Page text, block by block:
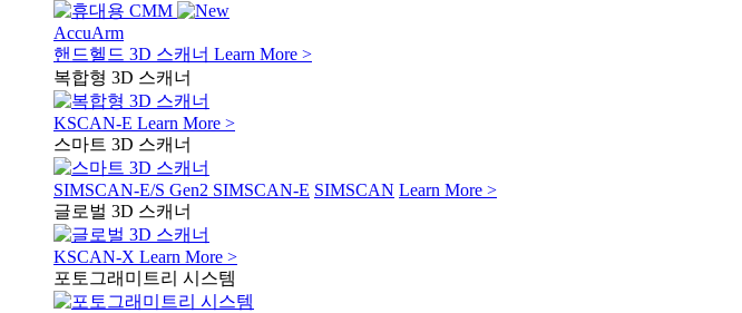
AccuArm
핸드헬드 3D 스캐너 Learn More >
복합형 3D 스캐너
KSCAN-E Learn More >
스마트 3D 스캐너
SIMSCAN-E/S Gen2 SIMSCAN-E SIMSCAN Learn More >
글로벌 3D 스캐너
KSCAN-X Learn More >
포토그래미트리 시스템